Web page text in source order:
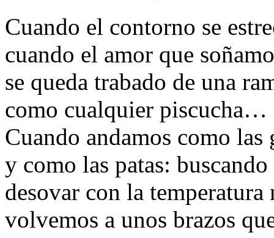
Cuando el contorno se
cuando el amor que
se queda trabado de una
como cualquier piscucha…
Cuando andamos como las
y como las patas:
desovar con la temperatura
volvemos a unos brazos